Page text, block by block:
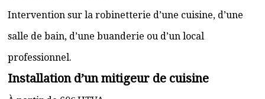
Intervention sur la robinetterie d’une cuisine, d’une
salle de bain, d’une buanderie ou d’un local
professionnel.
Installation d’un mitigeur de cuisine